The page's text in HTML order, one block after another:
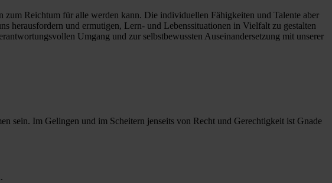
Reichtum für alle werden kann. Die individuellen Fähigkeiten und Talente aber
herausfordern und ermutigen, Lern- und Lebenssituationen in Vielfalt zu gestalten
Umgang und zur selbstbewussten Auseinandersetzung mit unserer
sein. Im Gelingen und im Scheitern jenseits von Recht und Gerechtigkeit ist Gnade